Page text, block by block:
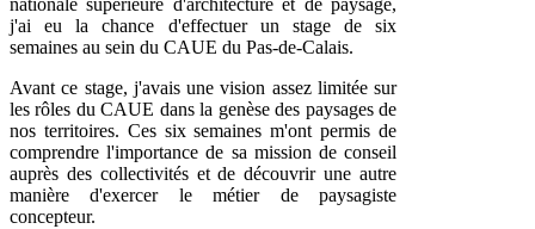
nationale supérieure d'architecture et de paysage,
j'ai eu la chance d'effectuer un stage de six
semaines au sein du CAUE du Pas-de-Calais.
Avant ce stage, j'avais une vision assez limitée sur
les rôles du CAUE dans la genèse des paysages de
nos territoires. Ces six semaines m'ont permis de
comprendre l'importance de sa mission de conseil
auprès des collectivités et de découvrir une autre
manière d'exercer le métier de paysagiste
concepteur.